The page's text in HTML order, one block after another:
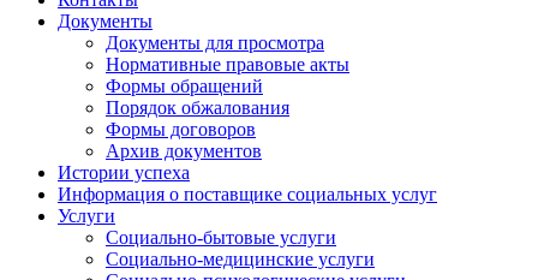
Документы
Документы для просмотра
Нормативные правовые акты
Формы обращений
Порядок обжалования
Формы договоров
Архив документов
Истории успеха
Информация о поставщике социальных услуг
Услуги
Социально-бытовые услуги
Социально-медицинские услуги